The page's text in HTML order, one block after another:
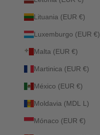
Lituania (EUR €)
Luxemburgo (EUR €)
Malta (EUR €)
Martinica (EUR €)
México (EUR €)
Moldavia (MDL L)
Mónaco (EUR €)